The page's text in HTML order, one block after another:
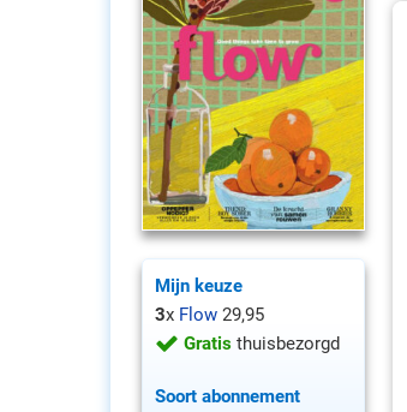
Mijn keuze
3x Flow 29,95
Gratis thuisbezorgd
Soort abonnement